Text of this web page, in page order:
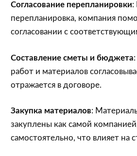
Согласование перепланировки:
перепланировка, компания
согласовании с
Составление сметы и бюджета
работ и материалов
отражается в договоре.
Закупка материалов:
закуплены как самой
самостоятельно, что влияет на